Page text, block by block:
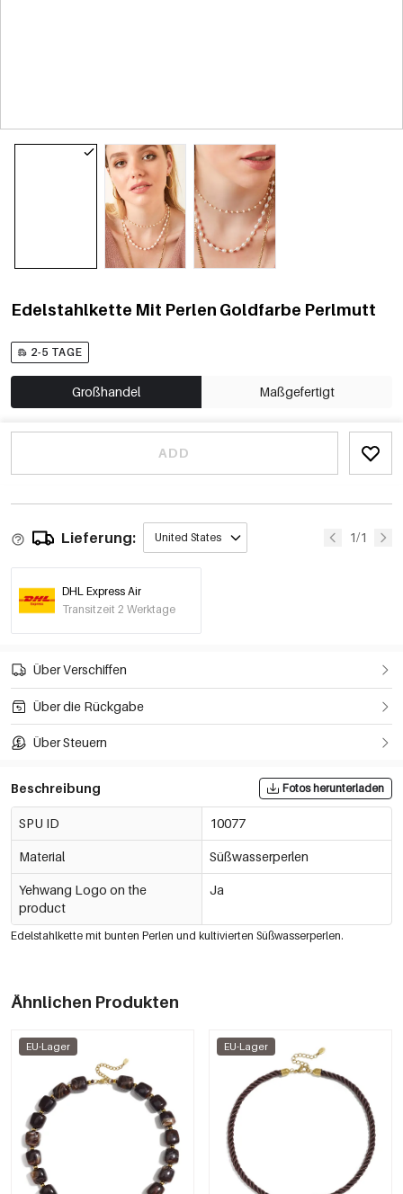
Edelstahlkette Mit Perlen Goldfarbe Perlmutt
2-5 TAGE
Großhandel Maßgefertigt
ADD
Lieferung: United States 1/1
DHL Express Air
Transitzeit 2 Werktage
Über Verschiffen
Über die Rückgabe
Über Steuern
Beschreibung Fotos herunterladen
SPU ID 10077
Material Süßwasserperlen
Yehwang Logo on the
product
Ja
Edelstahlkette mit bunten Perlen und kultivierten Süßwasserperlen.
Ähnlichen Produkten
EU-Lager EU-Lager